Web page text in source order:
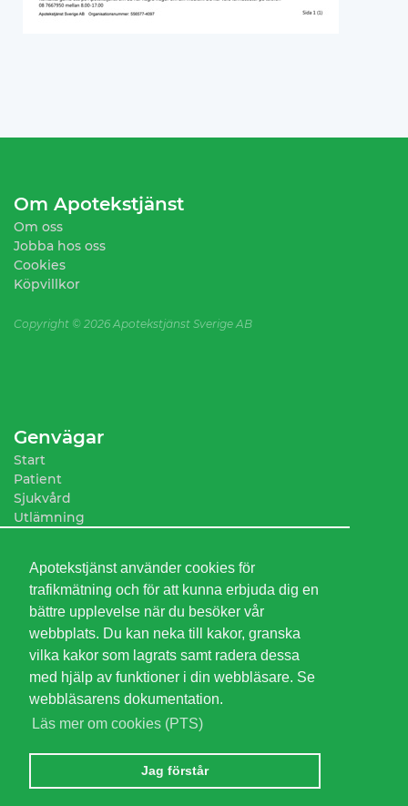
Apotekstjänst använder cookies för
trafikmätning och för att kunna erbjuda dig en
bättre upplevelse när du besöker vår
webbplats. Du kan neka till kakor, granska
vilka kakor som lagrats samt radera dessa
med hjälp av funktioner i din webbläsare. Se
webbläsarens dokumentation.
Läs mer om cookies (PTS)
Jag förstår
Om Apotekstjänst
Om oss
Jobba hos oss
Cookies
Köpvillkor
Copyright © 2026 Apotekstjänst Sverige AB
Genvägar
Start
Patient
Sjukvård
Utlämning